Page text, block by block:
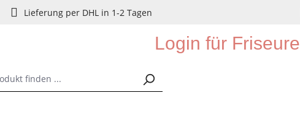
Lieferung per DHL in 1-2 Tagen
Login für Friseure